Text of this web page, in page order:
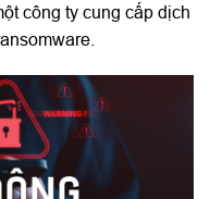
công ty cung cấp dịch